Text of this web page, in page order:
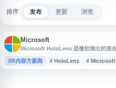
排序 发布 更新 浏览
Microsoft
Microsoft HoloLens 是微软推出的混
开发者与行业用户提供 HoloLens 产品
涵盖混合现实技术在制造、医疗、教育
XR内容方案商 # HoloLens # Microsoft